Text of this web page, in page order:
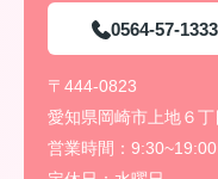
0564-57-1333
〒444-0823
愛知県岡崎市上地６
営業時間： 9:30~19:00